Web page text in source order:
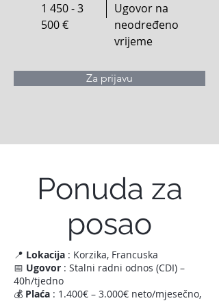
1 450 - 3
500€
Ugovor na
neodređeno
vrijeme
Za prijavu
Ponuda za
posao
📍 Lokacija : Korzika, Francuska
📅 Ugovor : Stalni radni odnos (CDI) –
40h/tjedno
💰 Plaća : 1.400€ – 3.000€ neto/mjesečno,